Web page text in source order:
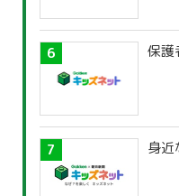
保護
身近